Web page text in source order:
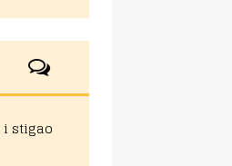
i stigao